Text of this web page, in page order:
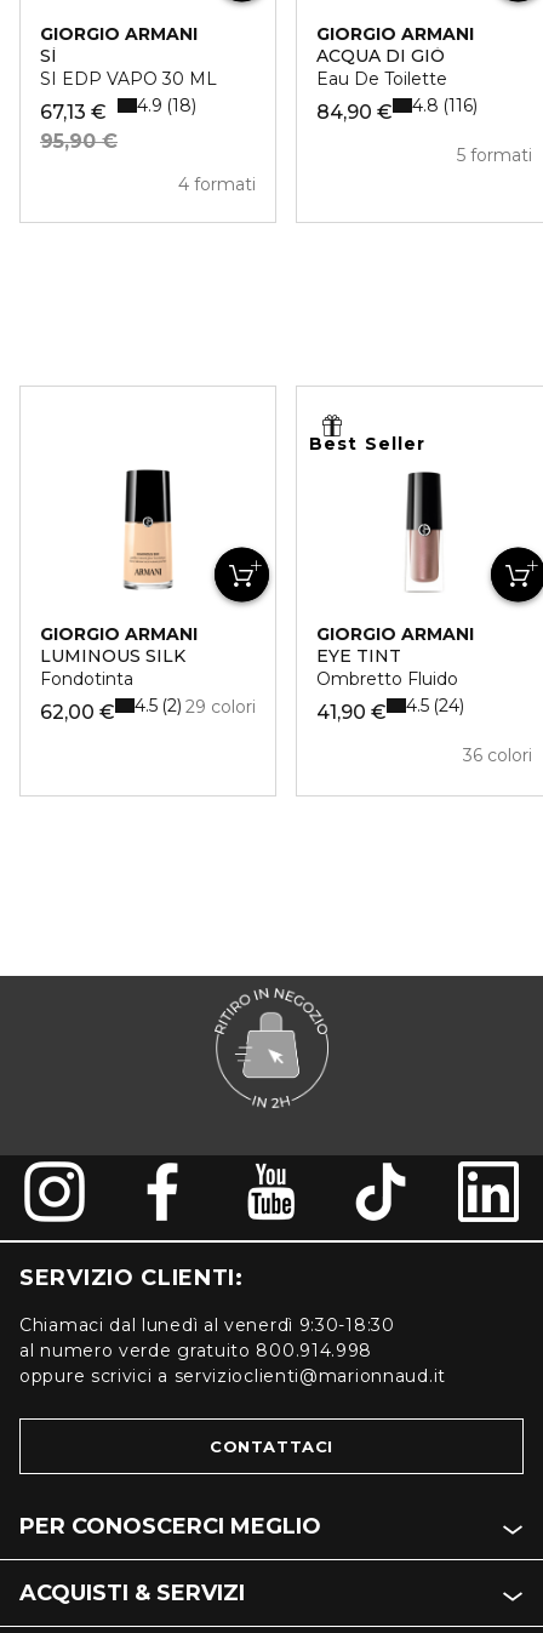
GIORGIO ARMANI
SÌ
SI EDP VAPO 30 ML
67,13 €
95,90 €
4 formati
4.9 18
GIORGIO ARMANI
ACQUA DI GIÒ
Eau De Toilette
84,90 €
5 formati
4.8 116
GIORGIO ARMANI
LUMINOUS SILK
Fondotinta
62,00 € 29 colori
4.5 2
Best Seller
GIORGIO ARMANI
EYE TINT
Ombretto Fluido
41,90 €
36 colori
4.5 24
SERVIZIO CLIENTI:
Chiamaci dal lunedì al venerdì 9:30-18:30
al numero verde gratuito 800.914.998
oppure scrivici a servizioclienti@marionnaud.it
CONTATTACI
PER CONOSCERCI MEGLIO
ACQUISTI & SERVIZI